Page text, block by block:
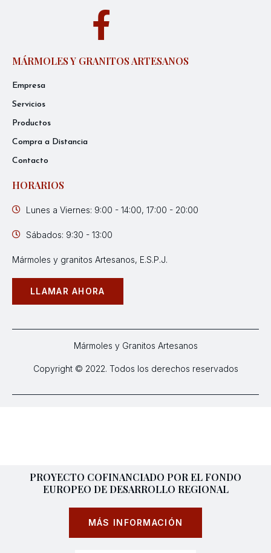
MÁRMOLES Y GRANITOS ARTESANOS
Empresa
Servicios
Productos
Compra a Distancia
Contacto
HORARIOS
Lunes a Viernes: 9:00 - 14:00, 17:00 - 20:00
Sábados: 9:30 - 13:00
Mármoles y granitos Artesanos, E.S.P.J.
LLAMAR AHORA
Mármoles y Granitos Artesanos
Copyright © 2022. Todos los derechos reservados
PROYECTO COFINANCIADO POR EL FONDO
EUROPEO DE DESARROLLO REGIONAL
MÁS INFORMACIÓN